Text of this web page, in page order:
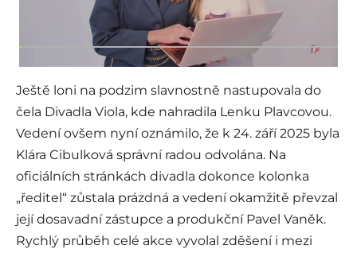
Ještě loni na podzim slavnostně nastupovala do
čela Divadla Viola, kde nahradila Lenku Plavcovou.
Vedení ovšem nyní oznámilo, že k 24. září 2025 byla
Klára Cibulková správní radou odvolána. Na
oficiálních stránkách divadla dokonce kolonka
„ředitel“ zůstala prázdná a vedení okamžitě převzal
její dosavadní zástupce a produkční Pavel Vaněk.
Rychlý průběh celé akce vyvolal zděšení i mezi